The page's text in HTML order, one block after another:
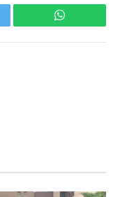
WhatsApp